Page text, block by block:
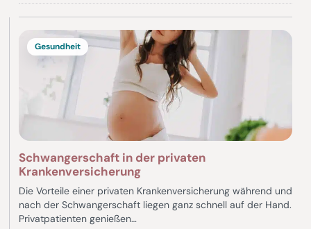
Gesundheit
Schwangerschaft in der privaten
Krankenversicherung
Die Vorteile einer privaten Krankenversicherung während und
nach der Schwangerschaft liegen ganz schnell auf der Hand.
Privatpatienten genießen…